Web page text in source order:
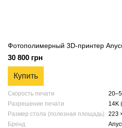
Фотополимерный 3D-принтер
30 800 грн
Купить
Скорость печати
Разрешение печати
14K
Размер стола (полезная площадь)
223
Бренд